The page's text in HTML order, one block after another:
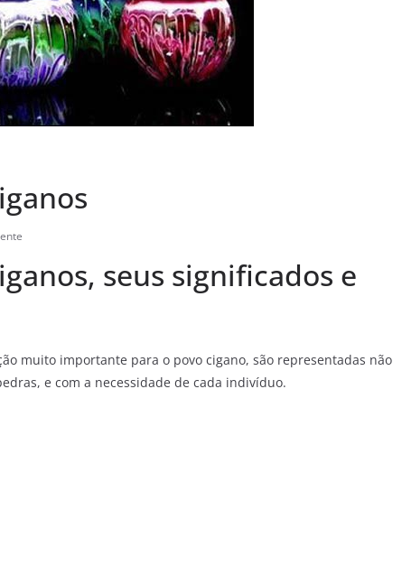
seus significados e
muito importante para o povo cigano, são representadas não
e com a necessidade de cada indivíduo.